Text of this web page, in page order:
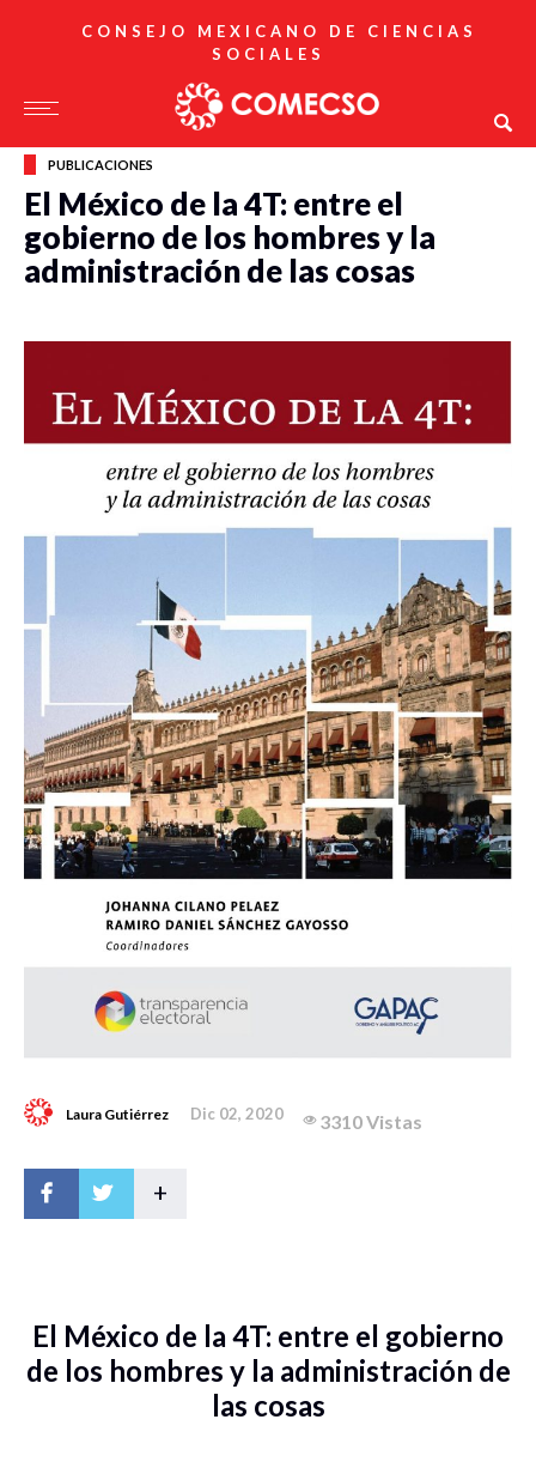
CONSEJO MEXICANO DE CIENCIAS
SOCIALES
PUBLICACIONES
El México de la 4T: entre el
gobierno de los hombres y la
administración de las cosas
Laura Gutiérrez Dic 02, 2020 3310 Vistas
+
El México de la 4T: entre el gobierno
de los hombres y la administración de
las cosas